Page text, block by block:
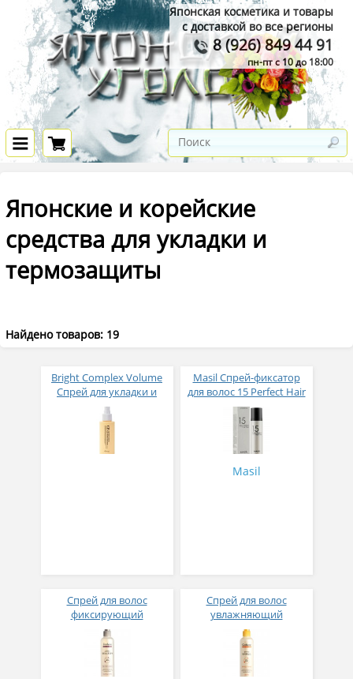
Японская косметика и товары
с доставкой во все регионы
8 (926) 849 44 91
пн-пт с 10 до 18:00
Японские и корейские
средства для укладки и
термозащиты
Найдено товаров: 19
Bright Complex Volume
Спрей для укладки и
объёма волос 100мл
Masil Спрей-фиксатор
для волос 15 Perfect Hair
Fixer 150 мл
Masil
Спрей для волос
фиксирующий
увлажняющий WELCOS
Confume Super Hard
Water Spray 252 мл
Спрей для волос
увлажняющий
парфюмированный
WELCOS Confume
Perfume Water Essence
(White Rose) 252 мл